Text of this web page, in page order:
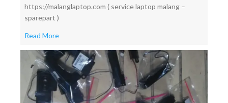
https://malanglaptop.com ( service laptop malang –
sparepart )
Read More